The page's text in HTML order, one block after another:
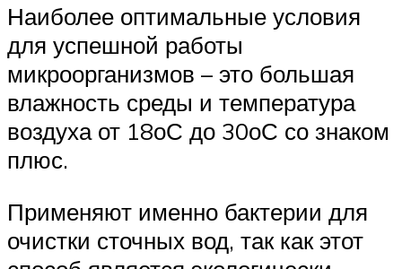
Наиболее оптимальные условия
для успешной работы
микроорганизмов – это большая
влажность среды и температура
воздуха от 18оС до 30оС со знаком
плюс.
Применяют именно бактерии для
очистки сточных вод, так как этот